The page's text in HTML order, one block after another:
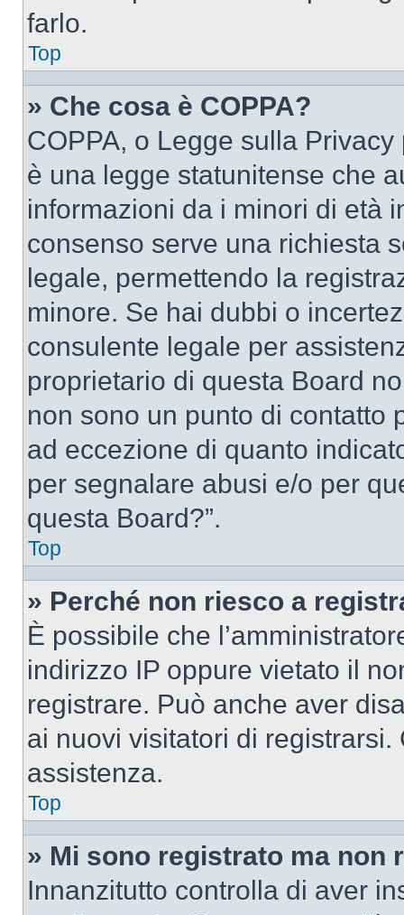
farlo.
Top
» Che cosa è COPPA?
COPPA, o Legge sulla
è una legge statunitense che
informazioni da i minori di età
consenso serve una richiesta
legale, permettendo la
minore. Se hai dubbi o
consulente legale per
proprietario di questa Board
non sono un punto di contatto
ad eccezione di quanto
per segnalare abusi e/o per
questa Board?”.
Top
» Perché non riesco a
È possibile che
indirizzo IP oppure vietato il
registrare. Può anche aver
ai nuovi visitatori di
assistenza.
Top
» Mi sono registrato ma non
Innanzitutto controlla di aver